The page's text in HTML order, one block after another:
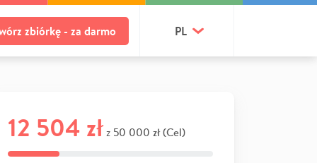
zbiórkę - za darmo PL
12 504 zł z 50 000 zł (Cel)